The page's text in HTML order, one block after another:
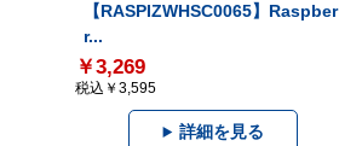
【RASPIZWHSC0065】Raspber
r...
￥3,269
税込￥3,595
詳細を見る